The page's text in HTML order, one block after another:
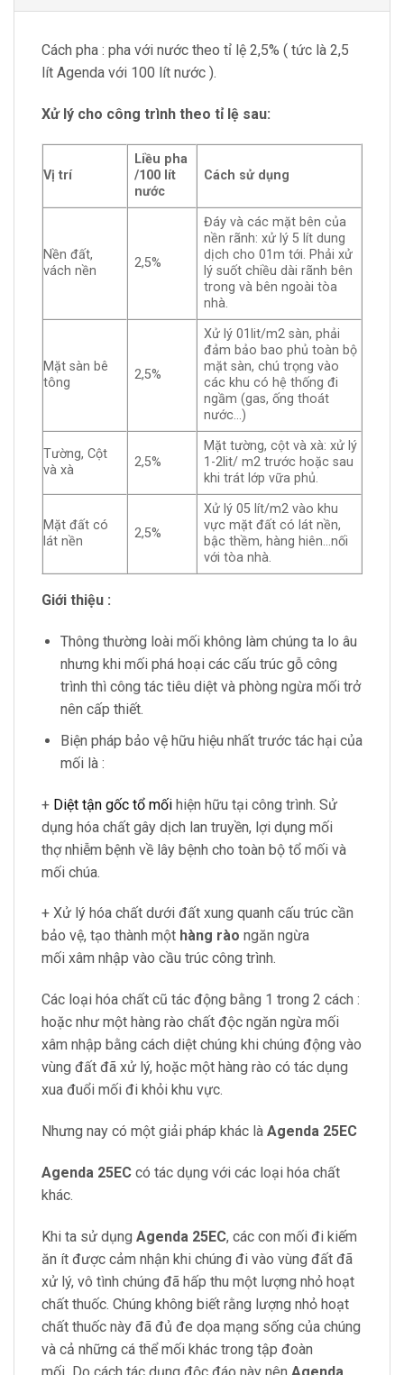
Cách pha : pha với nước theo tỉ lệ 2,5% ( tức là 2,5
lít Agenda với 100 lít nước ).
Xử lý cho công trình theo tỉ lệ sau:
Vị trí
Liều pha
/100 lít
nước
Cách sử dụng
Nền đất,
vách nền
2,5%
Đáy và các mặt bên của
nền rãnh: xử lý 5 lít dung
dịch cho 01m tới. Phải xử
lý suốt chiều dài rãnh bên
trong và bên ngoài tòa
nhà.
Mặt sàn bê
tông
2,5%
Xử lý 01lit/m2 sàn, phải
đảm bảo bao phủ toàn bộ
mặt sàn, chú trọng vào
các khu có hệ thống đi
ngầm (gas, ống thoát
nước…)
Tường, Cột
và xà
2,5%
Mặt tường, cột và xà: xử lý
1-2lit/ m2 trước hoặc sau
khi trát lớp vữa phủ.
Mặt đất có
lát nền
2,5%
Xử lý 05 lít/m2 vào khu
vực mặt đất có lát nền,
bậc thềm, hàng hiên…nối
với tòa nhà.
Giới thiệu :
Thông thường loài mối không làm chúng ta lo âu
nhưng khi mối phá hoại các cấu trúc gỗ công
trình thì công tác tiêu diệt và phòng ngừa mối trở
nên cấp thiết.
Biện pháp bảo vệ hữu hiệu nhất trước tác hại của
mối là :
+ Diệt tận gốc tổ mối hiện hữu tại công trình. Sử
dụng hóa chất gây dịch lan truyền, lợi dụng mối
thợ nhiễm bệnh về lây bệnh cho toàn bộ tổ mối và
mối chúa.
+ Xử lý hóa chất dưới đất xung quanh cấu trúc cần
bảo vệ, tạo thành một hàng rào ngăn ngừa
mối xâm nhập vào cầu trúc công trình.
Các loại hóa chất cũ tác động bằng 1 trong 2 cách :
hoặc như một hàng rào chất độc ngăn ngừa mối
xâm nhập bằng cách diệt chúng khi chúng động vào
vùng đất đã xử lý, hoặc một hàng rào có tác dụng
xua đuổi mối đi khỏi khu vực.
Nhưng nay có một giải pháp khác là Agenda 25EC
Agenda 25EC có tác dụng với các loại hóa chất
khác.
Khi ta sử dụng Agenda 25EC, các con mối đi kiếm
ăn ít được cảm nhận khi chúng đi vào vùng đất đã
xử lý, vô tình chúng đã hấp thu một lượng nhỏ hoạt
chất thuốc. Chúng không biết rằng lượng nhỏ hoạt
chất thuốc này đã đủ đe dọa mạng sống của chúng
và cả những cá thể mối khác trong tập đoàn
mối Do cách tác dụng độc đáo này nên Agenda